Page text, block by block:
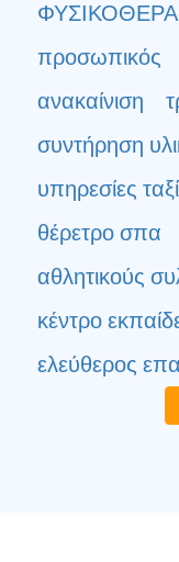
προσωπικός
ανακαίνιση
συντήρηση
υπηρεσίες ταξί
θέρετρο σπα
αθλητικούς
κέντρο
ελεύθερος